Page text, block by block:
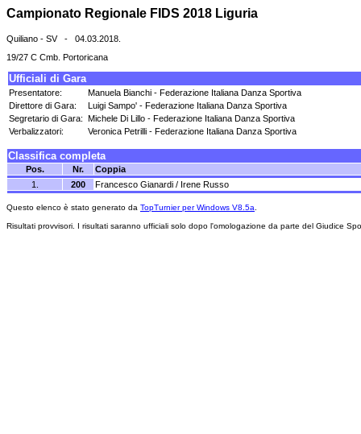
Campionato Regionale FIDS 2018 Liguria
Quiliano - SV - 04.03.2018.
19/27 C Cmb. Portoricana
Ufficiali di Gara
Presentatore:
Manuela Bianchi - Federazione Italiana Danza Sportiva
Direttore di Gara:
Luigi Sampo' - Federazione Italiana Danza Sportiva
Segretario di Gara:
Michele Di Lillo - Federazione Italiana Danza Sportiva
Verbalizzatori:
Veronica Petrilli - Federazione Italiana Danza Sportiva
Classifica completa
Pos. Nr.
Coppia
1.
200 Francesco Gianardi / Irene Russo
Questo elenco è stato generato da TopTurnier per Windows V8.5a
Risultati provvisori. I risultati saranno ufficiali solo dopo l'omologazione da parte del Giudice